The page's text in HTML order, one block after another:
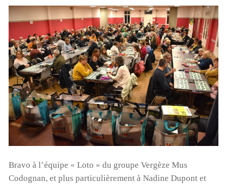
Bravo à l’équipe « Loto » du groupe Vergèze Mus
Codognan, et plus particulièrement à Nadine Dupont et